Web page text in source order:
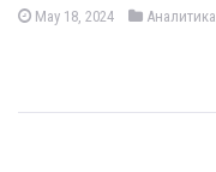
May 18, 2024 Аналитика